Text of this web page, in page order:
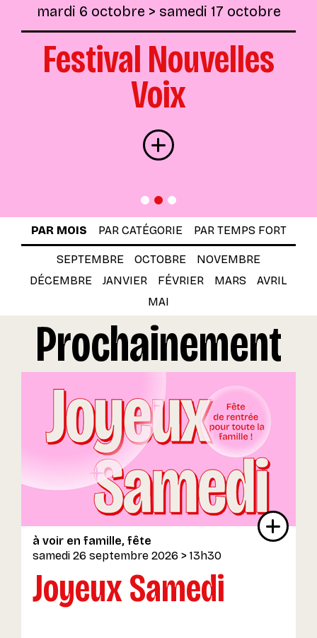
mardi 6 octobre > samedi 17 octobre
Festival Nouvelles
Voix
Infos
PAR MOIS PAR CATÉGORIE PAR TEMPS FORT
SEPTEMBRE OCTOBRE
NOVEMBRE
DÉCEMBRE
JANVIER FÉVRIER MARS
AVRIL
MAI
Prochainement
à voir en famille fête
samedi 26 septembre 2026 > 13h30
Joyeux Samedi